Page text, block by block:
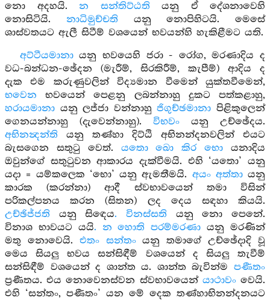
නො අදහයි. න සන්තිට්ඨති යනු ඒ දේශනාවෙහි
නොසිටියි. නාධිමුච්චති යනු නොපිහිටයි. මෙසේ
ශාස්වතයට ඇලී සිටීම් වශයෙන් භවයන්හි හැකිළීමට යති.
අට්ටීයමානායනු භවයෙහි ජරා - රෝග, මරණාදිය ද
වධ-බන්ධන-ඡේදන (මැරීම්, සිරකිරීම්, කැපීම්) ආදිය ද
දැක එම කරුණුවලින් විද්‍යමාන වීමෙන් යුක්තවීමෙන්,
භවෙනභවයෙන් පෙළනු ලබන්නාහු දුකට පත්කළාහු,
හරායමානා යනු ලජ්ජා වන්නාහුජිගුච්ඡමානා පිළිකුලෙන්
ගෙනයන්නාහු (දැවෙන්නාහු). විභවං යනු උච්ඡේදය.
අභිනන්‍දන්ති යනු තණ්හා දිට්ඨි අභිනන්දනවලින් එයට
බැසගෙන සතුටු වෙත්. යතො ඛො කිර භො යනාදිය
ඔවුන්ගේ සතුටුවන ආකාරය දැක්වීමයි. එහි ‘යතො’ යනු
යදා = යම්කලෙක ‘භො’ යනු ඇමතීමයි. අයං අත්තායනු
කාරක (කරන්නා) ආදී ස්වභාවයෙන් තමා විසින්
පරිකල්පනය කරන (සිතන) ලද දෙය සඳහා කියයි.
උච්ඡිජ්ජති යනු සිඳෙය. විනස්සති යනු නො පෙනේ.
විනාශ භාවයට යයි. න හොති පරම්මරණා යනු මරණින්
මතු නොවෙයි. එතං සන්තංයනු තමාගේ උච්ඡේදාදි වූ
මෙය සියලු භවය සන්සිඳීම් වශයෙන් ද සියලු තැවීම්
සන්සිඳීම් වශයෙන් ද ශාන්ත ය. ශාන්ත බැවින්ම පණීතං
ප්‍රණීතය. එය නොවෙනස්වන ස්වභාවයෙන් යාථාවංවෙයි.
එහි ‘සන්තං, පණීතං’ යන මේ දෙක තණ්හාභිනන්දනයට